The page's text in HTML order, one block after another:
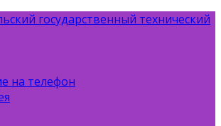
государственный технический
на телефон